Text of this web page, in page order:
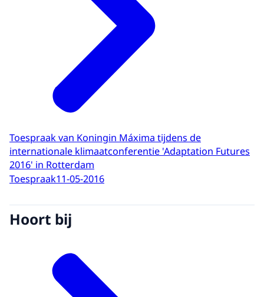
Toespraak van Koningin Máxima tijdens de
internationale klimaatconferentie 'Adaptation Futures
2016' in Rotterdam
Toespraak11-05-2016
Hoort bij